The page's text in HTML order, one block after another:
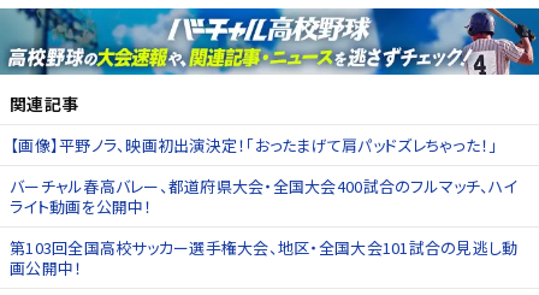
関連記事
【画像】平野ノラ、映画初出演決定！「おったまげて肩パッドズレちゃった！」
バーチャル春高バレー、都道府県大会・全国大会400試合のフルマッチ、ハイ
ライト動画を公開中！
第103回全国高校サッカー選手権大会、地区・全国大会101試合の見逃し動
画公開中！